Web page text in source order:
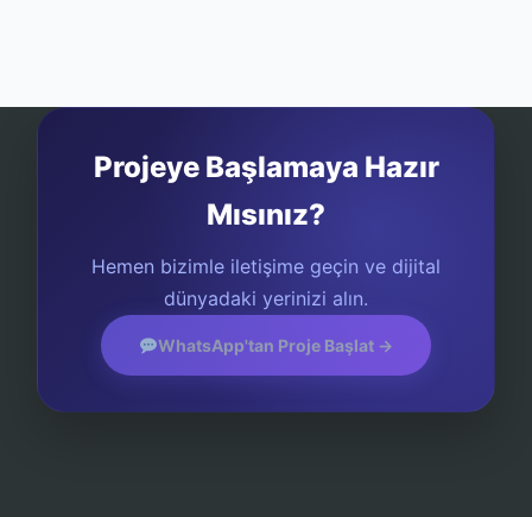
Projeye Başlamaya Hazır
Mısınız?
Hemen bizimle iletişime geçin ve dijital
dünyadaki yerinizi alın.
WhatsApp'tan Proje Başlat →